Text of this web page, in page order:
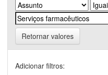
Retornar valores
Adicionar filtros: